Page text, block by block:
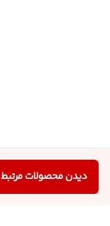
دیدن محصولات مرتبط